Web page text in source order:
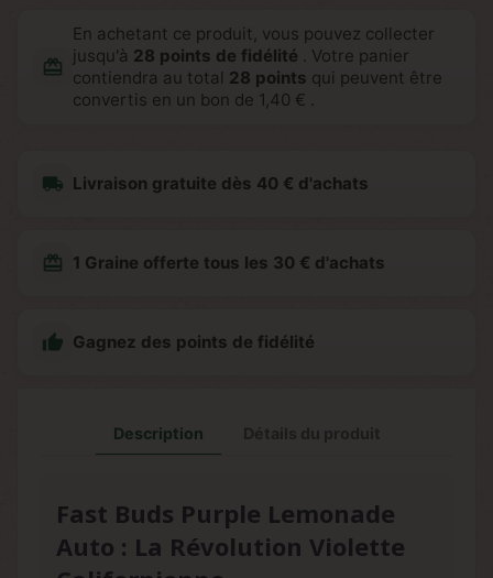
redeem
En achetant ce produit, vous pouvez collecter
jusqu'à 28 points de fidélité . Votre panier
contiendra au total 28 points qui peuvent être
convertis en un bon de 1,40 € .
local_shipping Livraison gratuite dès 40 € d'achats
redeem 1 Graine offerte tous les 30 € d'achats
 Gagnez des points de fidélité
Description
Fast Buds Purple Lemonade
Auto : La Révolution Violette